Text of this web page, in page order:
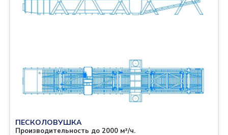
ПЕСКОЛОВУШКА
Производительность до 2000 м³/ч.